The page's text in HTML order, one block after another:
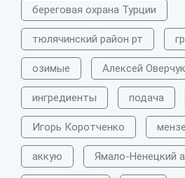
береговая охрана Турции
тюлячинский район рт
озимые Алексей Оверчук
ингредиенты подача
Игорь Коротченко
аккую Ямало-Ненецкий